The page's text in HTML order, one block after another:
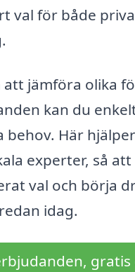
val för både
att jämföra olika
kan du
behov. Här
experter, så
val och börja
idag.